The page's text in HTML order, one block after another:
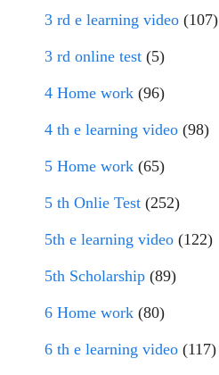
3 rd e learning video (107)
3 rd online test (5)
4 Home work (96)
4 th e learning video (98)
5 Home work (65)
5 th Onlie Test (252)
5th e learning video (122)
5th Scholarship (89)
6 Home work (80)
6 th e learning video (117)